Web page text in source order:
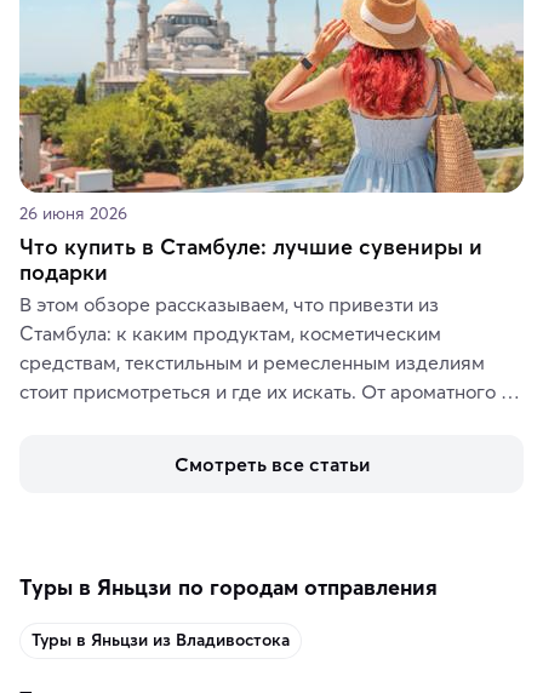
26 июня 2026
Что купить в Стамбуле: лучшие сувениры и
подарки
В этом обзоре рассказываем, что привезти из
Стамбула: к каким продуктам, косметическим
средствам, текстильным и ремесленным изделиям
стоит присмотреться и где их искать. От ароматного
аутентичных лавках — в подарок близким или себе на
Смотреть все статьи
Туры в Яньцзи по городам отправления
Туры в Яньцзи из Владивостока